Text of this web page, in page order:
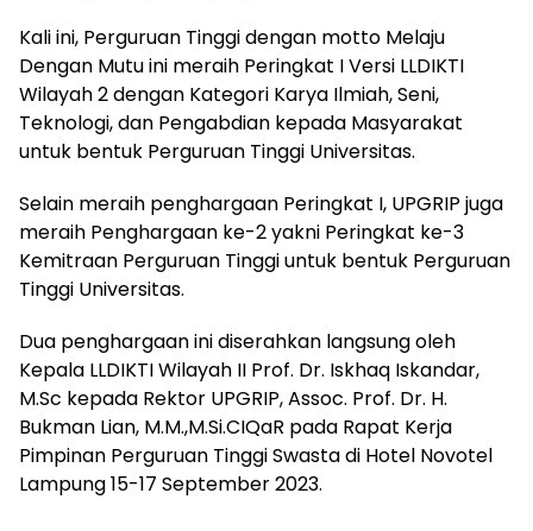
Kali ini, Perguruan Tinggi dengan motto Melaju
Dengan Mutu ini meraih Peringkat I Versi LLDIKTI
Wilayah 2 dengan Kategori Karya Ilmiah, Seni,
Teknologi, dan Pengabdian kepada Masyarakat
untuk bentuk Perguruan Tinggi Universitas.
Selain meraih penghargaan Peringkat I, UPGRIP juga
meraih Penghargaan ke-2 yakni Peringkat ke-3
Kemitraan Perguruan Tinggi untuk bentuk Perguruan
Tinggi Universitas.
Dua penghargaan ini diserahkan langsung oleh
Kepala LLDIKTI Wilayah II Prof. Dr. Iskhaq Iskandar,
M.Sc kepada Rektor UPGRIP, Assoc. Prof. Dr. H.
Bukman Lian, M.M.,M.Si.CIQaR pada Rapat Kerja
Pimpinan Perguruan Tinggi Swasta di Hotel Novotel
Lampung 15-17 September 2023.